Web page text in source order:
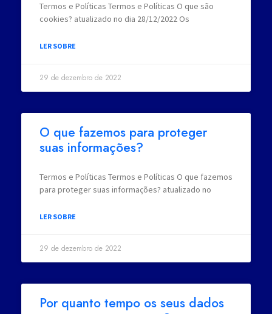
Termos e Políticas Termos e Políticas O que são
cookies? atualizado no dia 28/12/2022 Os
LER SOBRE
29 de dezembro de 2022
O que fazemos para proteger
suas informações?
Termos e Políticas Termos e Políticas O que fazemos
para proteger suas informações? atualizado no
LER SOBRE
29 de dezembro de 2022
Por quanto tempo os seus dados